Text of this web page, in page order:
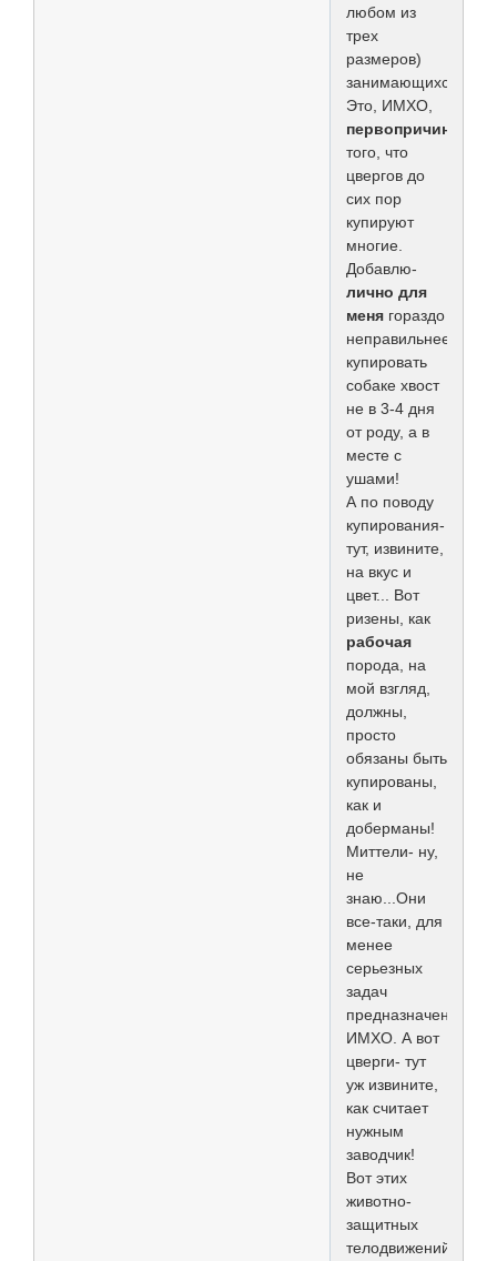
любом из
трех
размеров)
занимающихся.
Это, ИМХО,
первопричина
того, что
цвергов до
сих пор
купируют
многие.
Добавлю-
лично для
меня гораздо
неправильнее
купировать
собаке хвост
не в 3-4 дня
от роду, а в
месте с
ушами!
А по поводу
купирования-
тут, извините,
на вкус и
цвет... Вот
ризены, как
рабочая
порода, на
мой взгляд,
должны,
просто
обязаны быть
купированы,
как и
доберманы!
Миттели- ну,
не
знаю...Они
все-таки, для
менее
серьезных
задач
предназначены,
ИМХО. А вот
цверги- тут
уж извините,
как считает
нужным
заводчик!
Вот этих
животно-
защитных
телодвижений,